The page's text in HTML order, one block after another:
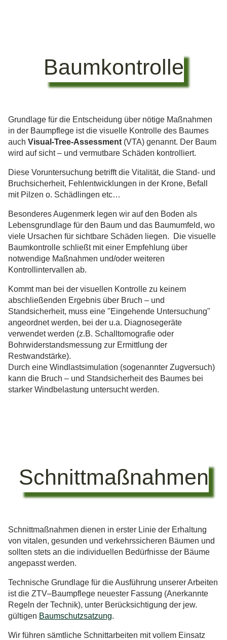
Baumkontrolle
Grundlage für die Entscheidung über nötige Maßnahmen
in der Baumpflege ist die visuelle Kontrolle des Baumes
auch Visual-Tree-Assessment (VTA) genannt. Der Baum
wird auf sicht – und vermutbare Schäden kontrolliert.
Diese Voruntersuchung betrifft die Vitalität, die Stand- und
Bruchsicherheit, Fehlentwicklungen in der Krone, Befall
mit Pilzen o. Schädlingen etc…
Besonderes Augenmerk legen wir auf den Boden als
Lebensgrundlage für den Baum und das Baumumfeld, wo
viele Ursachen für sichtbare Schäden liegen. Die visuelle
Baumkontrolle schließt mit einer Empfehlung über
notwendige Maßnahmen und/oder weiteren
Kontrollintervallen ab.
Kommt man bei der visuellen Kontrolle zu keinem
abschließenden Ergebnis über Bruch – und
Standsicherheit, muss eine "Eingehende Untersuchung"
angeordnet werden, bei der u.a. Diagnosegeräte
verwendet werden (z.B. Schalltomografie oder
Bohrwiderstandsmessung zur Ermittlung der
Restwandstärke).
Durch eine Windlastsimulation (sogenannter Zugversuch)
kann die Bruch – und Standsicherheit des Baumes bei
starker Windbelastung untersucht werden.
Schnittmaßnahmen
Schnittmaßnahmen dienen in erster Linie der Erhaltung
von vitalen, gesunden und verkehrssicheren Bäumen und
sollten stets an die individuellen Bedürfnisse der Bäume
angepasst werden.
Technische Grundlage für die Ausführung unserer Arbeiten
ist die ZTV–Baumpflege neuester Fassung (Anerkannte
Regeln der Technik), unter Berücksichtigung der jew.
gültigen Baumschutzsatzung.
Wir führen sämtliche Schnittarbeiten mit vollem Einsatz